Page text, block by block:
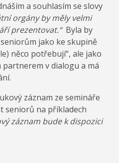
a souhlasím se slovy
orgány by měly velmi
prezentovat.“Byla by
jako ke skupině
něco potřebují“, ale jako
v dialogu a má
záznam ze semináře
seniorů na příkladech
záznam bude k dispozici